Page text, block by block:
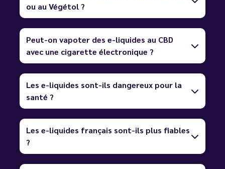
ou au Végétol ?
Peut-on vapoter des e-liquides au CBD
avec une cigarette électronique ?
Les e-liquides sont-ils dangereux pour la
santé ?
Les e-liquides français sont-ils plus fiables
?